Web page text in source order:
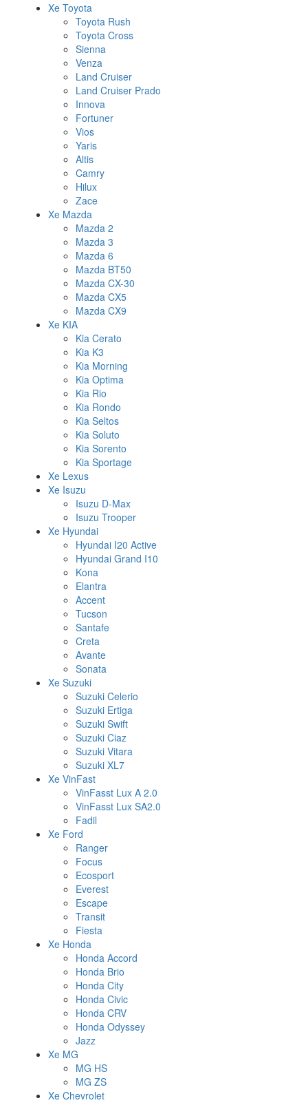
Xe Toyota
Toyota Rush
Toyota Cross
Sienna
Venza
Land Cruiser
Land Cruiser Prado
Innova
Fortuner
Vios
Yaris
Altis
Camry
Hilux
Zace
Xe Mazda
Mazda 2
Mazda 3
Mazda 6
Mazda BT50
Mazda CX-30
Mazda CX5
Mazda CX9
Xe KIA
Kia Cerato
Kia K3
Kia Morning
Kia Optima
Kia Rio
Kia Rondo
Kia Seltos
Kia Soluto
Kia Sorento
Kia Sportage
Xe Lexus
Xe Isuzu
Isuzu D-Max
Isuzu Trooper
Xe Hyundai
Hyundai I20 Active
Hyundai Grand I10
Kona
Elantra
Accent
Tucson
Santafe
Creta
Avante
Sonata
Xe Suzuki
Suzuki Celerio
Suzuki Ertiga
Suzuki Swift
Suzuki Ciaz
Suzuki Vitara
Suzuki XL7
Xe VinFast
VinFasst Lux A 2.0
VinFasst Lux SA2.0
Fadil
Xe Ford
Ranger
Focus
Ecosport
Everest
Escape
Transit
Fiesta
Xe Honda
Honda Accord
Honda Brio
Honda City
Honda Civic
Honda CRV
Honda Odyssey
Jazz
Xe MG
MG HS
MG ZS
Xe Chevrolet